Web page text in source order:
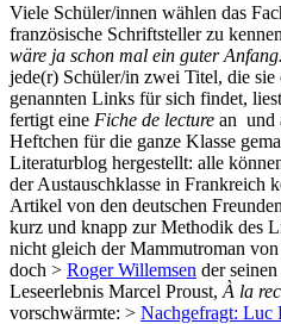
Viele Schüler/innen wählen das
französische Schriftsteller zu
wäre ja schon mal ein guter
jede(r) Schüler/in zwei Titel, die
genannten Links für sich findet,
fertigt eine Fiche de lecture an und
Heftchen für die ganze Klasse
Literaturblog hergestellt: alle
der Austauschklasse in Frankreich
Artikel von den deutschen
kurz und knapp zur Methodik des
nicht gleich der Mammutroman
doch > Roger Willemsen der
Leseerlebnis Marcel Proust, À la
vorschwärmte: > Nachgefragt: Luc